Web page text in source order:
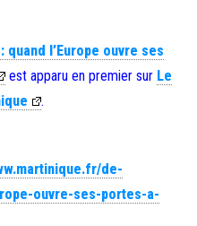
quand l’Europe ouvre ses
est apparu en premier sur Le
.
de-
ouvre-ses-portes-a-